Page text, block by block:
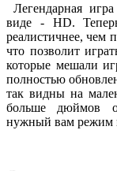
Легендарная
виде - HD.
реалистичнее, чем
что позволит
которые мешали
полностью
так видны на
больше дюймов
нужный вам режим